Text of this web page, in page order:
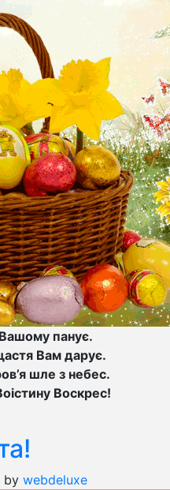
панує.
Вам дарує.
шле з небес.
Воскрес!
by webdeluxe